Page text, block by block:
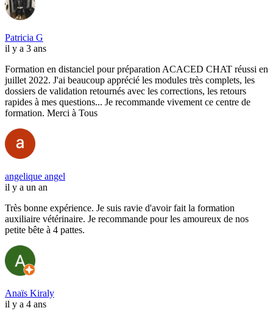
Patricia G
il y a 3 ans
Formation en distanciel pour préparation ACACED CHAT réussi en
juillet 2022. J'ai beaucoup apprécié les modules très complets, les
dossiers de validation retournés avec les corrections, les retours
rapides à mes questions... Je recommande vivement ce centre de
formation. Merci à Tous
angelique angel
il y a un an
Très bonne expérience. Je suis ravie d'avoir fait la formation
auxiliaire vétérinaire. Je recommande pour les amoureux de nos
petite bête à 4 pattes.
Anaïs Kiraly
il y a 4 ans